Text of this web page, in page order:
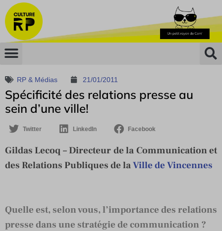
RP & Médias 21/01/2011
Spécificité des relations presse au
sein d’une ville!
Twitter LinkedIn Facebook
Gildas Lecoq – Directeur de la Communication et
des Relations Publiques de laVille de Vincennes
Quelle est, selon vous, l’importance des relations
presse dans une stratégie de communication ?